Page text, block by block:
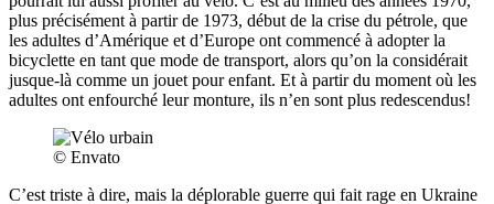
plus précisément à partir de 1973, début de la crise du pétrole, que
les adultes d’Amérique et d’Europe ont commencé à adopter la
bicyclette en tant que mode de transport, alors qu’on la considérait
jusque-là comme un jouet pour enfant. Et à partir du moment où les
adultes ont enfourché leur monture, ils n’en sont plus redescendus!
© Envato
C’est triste à dire, mais la déplorable guerre qui fait rage en Ukraine